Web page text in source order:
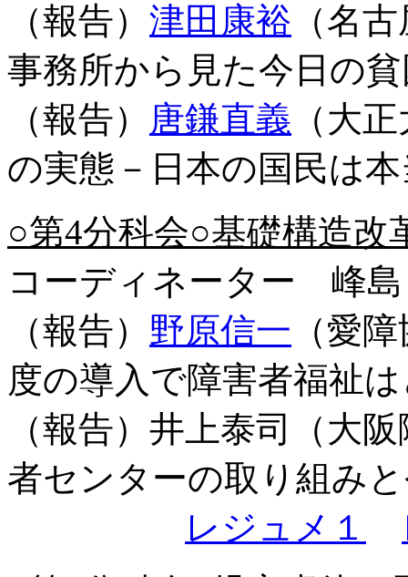
（報告） 津田康裕 （名
事務所から見た今日の
（報告） 唐鎌直義 （大
の実態－日本の国民は
○第4分科会○基礎構造改
コーディネーター 峰
（報告） 野原信一 （愛
度の導入で障害者福祉
（報告）井上泰司（大
者センターの取り組み
レジュメ１